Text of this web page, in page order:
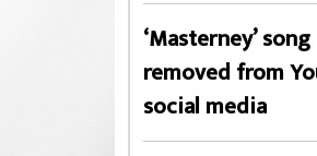
‘Masterney’
removed from
social media